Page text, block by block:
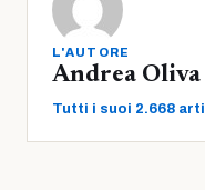
L'AUTORE
Andrea Oliva
Tutti i suoi 2.668